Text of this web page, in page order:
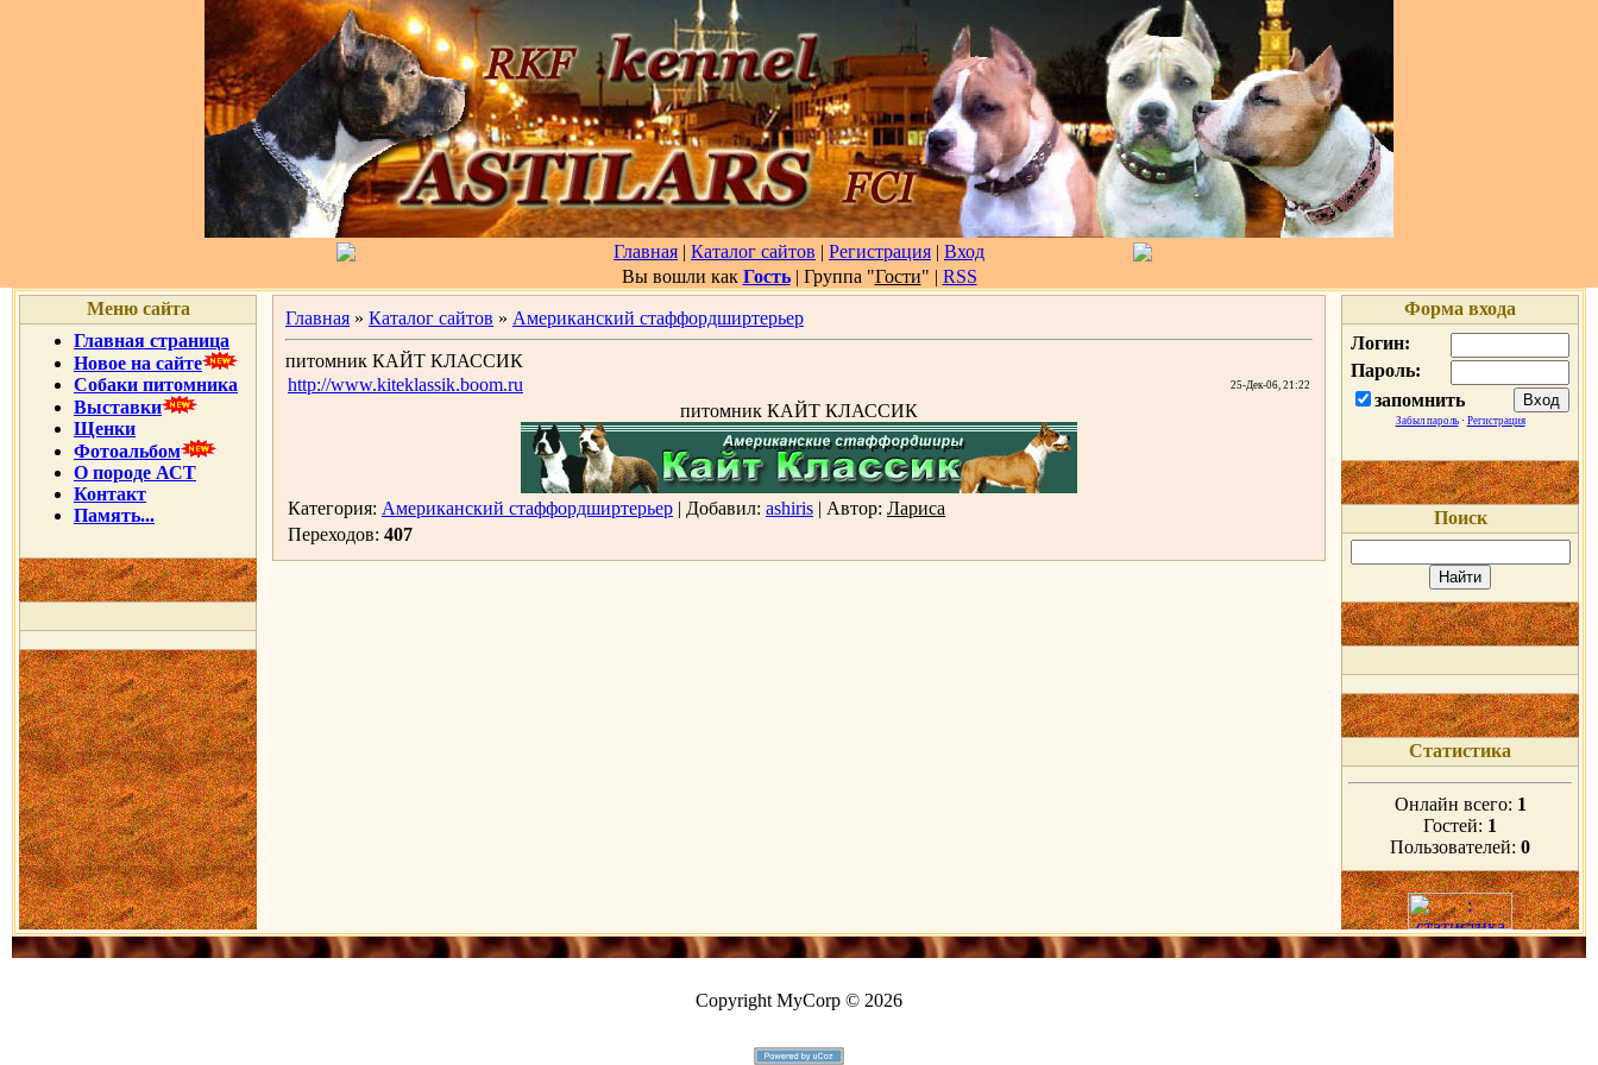
Главная | Каталог сайтов | Регистрация | Вход
Вы вошли как Гость| Группа "Гости" | RSS
Меню сайта
Главная страница
Новое на сайте
Собаки питомника
Выставки
Щенки
Фотоальбом
О породе АСТ
Контакт
Память...
Главная » Каталог сайтов » Американский стаффордширтерьер
питомник КАЙТ КЛАССИК
http://www.kiteklassik.boom.ru
25-Дек-06, 21:22
питомник КАЙТ КЛАССИК
Категория: Американский стаффордширтерьер | Добавил: ashiris | Автор: Лариса
Переходов: 407
Форма входа
Логин:
Пароль:
запомнить
Забыл пароль· Регистрация
Поиск
Статистика
Онлайн всего: 1
Гостей: 1
Пользователей: 0
Copyright MyCorp © 2026